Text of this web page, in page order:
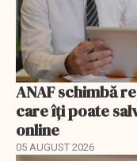
ANAF schimbă
care îți poate
online
05 AUGUST 2026